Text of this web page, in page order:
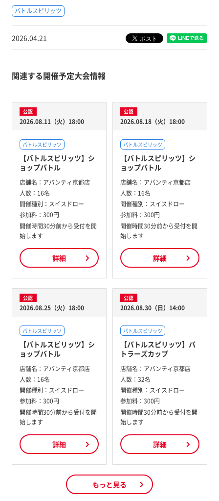
バトルスピリッツ
2026.04.21
関連する開催予定大会情報
公認
2026.08.11（火）18:00
バトルスピリッツ
【バトルスピリッツ】シ
ョップバトル
店舗名： アバンティ京都店
人数： 16名
開催種別： スイスドロー
参加料： 300円
開催時間30分前から受付を開
始します
詳細
公認
2026.08.18（火）18:00
バトルスピリッツ
【バトルスピリッツ】シ
ョップバトル
店舗名： アバンティ京都店
人数： 16名
開催種別： スイスドロー
参加料： 300円
開催時間30分前から受付を開
始します
詳細
公認
2026.08.25（火）18:00
バトルスピリッツ
【バトルスピリッツ】シ
ョップバトル
店舗名： アバンティ京都店
人数： 16名
開催種別： スイスドロー
参加料： 300円
開催時間30分前から受付を開
始します
詳細
公認
2026.08.30（日）14:00
バトルスピリッツ
【バトルスピリッツ】バ
トラーズカップ
店舗名： アバンティ京都店
人数： 32名
開催種別： スイスドロー
参加料： 300円
開催時間30分前から受付を開
始します
詳細
もっと見る